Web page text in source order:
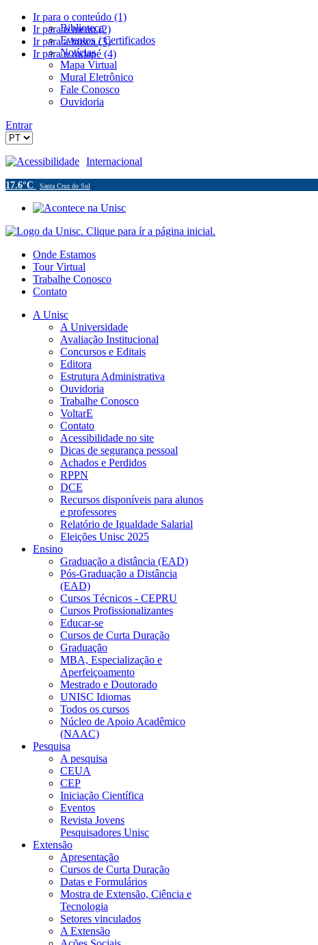
Ir para o conteúdo (1)
Ir para o menu (2)
Ir para a busca (3)
Ir para o rodapé (4)
Biblioteca
Eventos / Certificados
Notícias
Mapa Virtual
Mural Eletrônico
Fale Conosco
Ouvidoria
Entrar
Acessibilidade Internacional
17.6°C Santa Cruz do Sul
Onde Estamos
Tour Virtual
Trabalhe Conosco
Contato
A Unisc
A Universidade
Avaliação Institucional
Concursos e Editais
Editora
Estrutura Administrativa
Ouvidoria
Trabalhe Conosco
VoltarE
Contato
Acessibilidade no site
Dicas de segurança pessoal
Achados e Perdidos
RPPN
DCE
Recursos disponíveis para alunos
e professores
Relatório de Igualdade Salarial
Eleições Unisc 2025
Ensino
Graduação a distância (EAD)
Pós-Graduação a Distância
(EAD)
Cursos Técnicos - CEPRU
Cursos Profissionalizantes
Educar-se
Cursos de Curta Duração
Graduação
MBA, Especialização e
Aperfeiçoamento
Mestrado e Doutorado
UNISC Idiomas
Todos os cursos
Núcleo de Apoio Acadêmico
(NAAC)
Pesquisa
A pesquisa
CEUA
CEP
Iniciação Científica
Eventos
Revista Jovens
Pesquisadores Unisc
Extensão
Apresentação
Cursos de Curta Duração
Datas e Formulários
Mostra de Extensão, Ciência e
Tecnologia
Setores vinculados
A Extensão